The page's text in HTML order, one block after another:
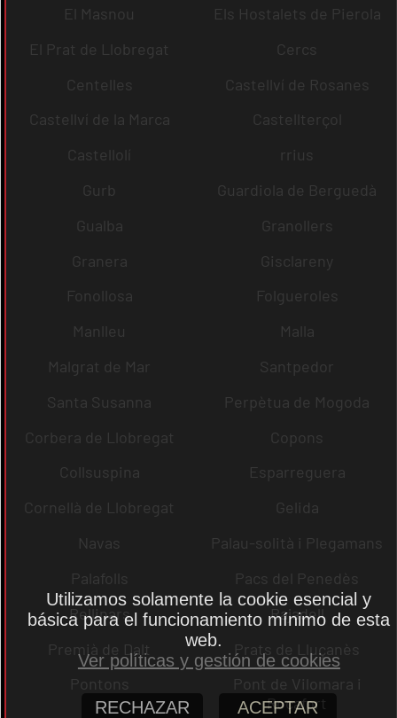
El Masnou
Els Hostalets de Pierola
El Prat de Llobregat
Cercs
Centelles
Castellví de Rosanes
Castellví de la Marca
Castellterçol
Castellolí
rrius
Gurb
Guardiola de Berguedà
Gualba
Granollers
Granera
Gisclareny
Fonollosa
Folgueroles
Manlleu
Malla
Malgrat de Mar
Santpedor
Santa Susanna
Perpètua de Mogoda
Corbera de Llobregat
Copons
Collsuspina
Esparreguera
Cornellà de Llobregat
Gelida
Navas
Palau-solità i Plegamans
Palafolls
Pacs del Penedès
Rellinars
Rajadell
Premià de Dalt
Prats de Lluçanès
Pontons
Pont de Vilomara i
Rocafort
Utilizamos solamente la cookie esencial y
básica para el funcionamiento mínimo de esta
web.
Ver políticas y gestión de cookies
RECHAZAR ACEPTAR